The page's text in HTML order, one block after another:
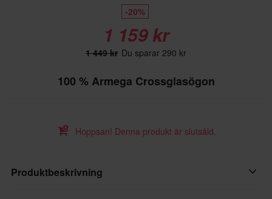
-20%
1 159 kr
1 449 kr Du sparar 290 kr
100 % Armega Crossglasögon
Hoppsan! Denna produkt är slutsåld.
Produktbeskrivning